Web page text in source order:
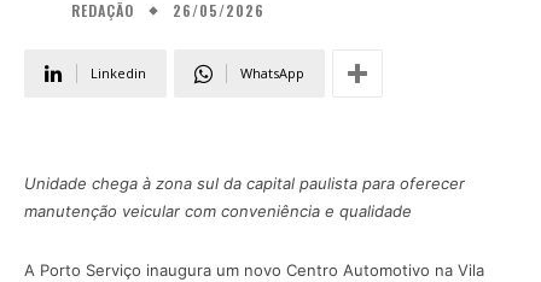
REDAÇÃO 26/05/2026
Linkedin WhatsApp
Unidade chega à zona sul da capital paulista para oferecer
manutenção veicular com conveniência e qualidade
A Porto Serviço inaugura um novo Centro Automotivo na Vila